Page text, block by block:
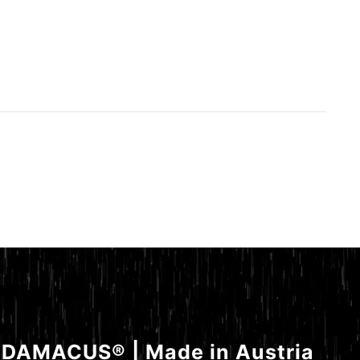
DAMACUS® | Made in Austria